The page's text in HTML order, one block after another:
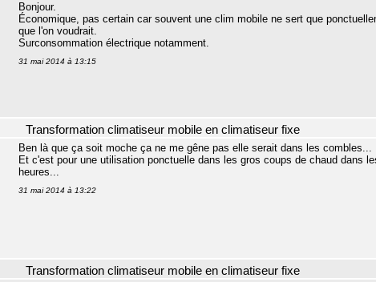
Bonjour.
Économique, pas certain car souvent une clim mobile ne sert que
que l'on voudrait.
Surconsommation électrique notamment.
31 mai 2014 à 13:15
Transformation climatiseur mobile en climatiseur fixe
Ben là que ça soit moche ça ne me gêne pas elle serait dans les combles...
Et c'est pour une utilisation ponctuelle dans les gros coups de chaud dans
heures...
31 mai 2014 à 13:22
Transformation climatiseur mobile en climatiseur fixe